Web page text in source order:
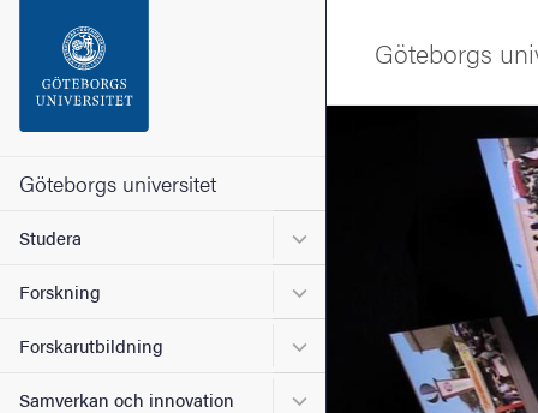
Sidfoten
Om webbplatsen
Göteborgs universitet
Studera Undermeny för Studera
Forskning Undermeny för Forskning
Forskarutbildning Undermeny för
Samverkan och innovation Undermeny för Samverkan
Göteborgs
Bild